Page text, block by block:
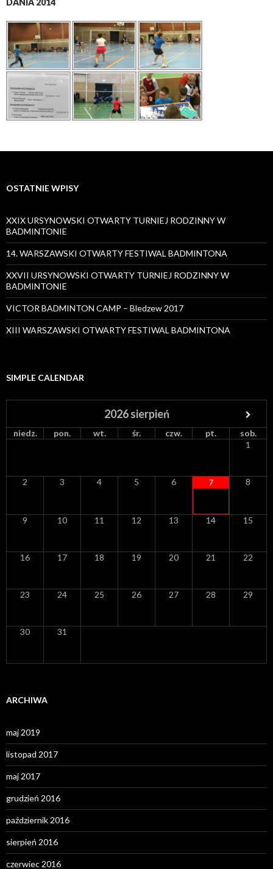
DANIA 2014
OSTATNIE WPISY
XXIX URSYNOWSKI OTWARTY TURNIEJ RODZINNY W
BADMINTONIE
14. WARSZAWSKI OTWARTY FESTIWAL BADMINTONA
XXVII URSYNOWSKI OTWARTY TURNIEJ RODZINNY W
BADMINTONIE
VICTOR BADMINTON CAMP – Bledzew 2017
XIII WARSZAWSKI OTWARTY FESTIWAL BADMINTONA
SIMPLE CALENDAR
2026sierpień
niedz. pon. wt. śr. czw. pt.
sob.
1
2 3 4 5 6 7 8
9 10 11 12 13 14 15
16 17 18 19 20 21 22
23 24 25 26 27 28 29
30 31
ARCHIWA
maj 2019
listopad 2017
maj 2017
grudzień 2016
październik 2016
sierpień 2016
czerwiec 2016